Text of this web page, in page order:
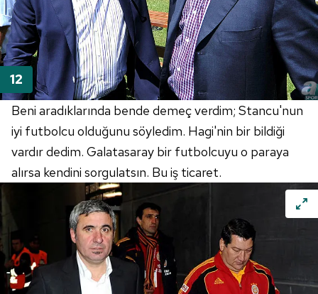
Beni aradıklarında bende demeç verdim; Stancu'nun
iyi futbolcu olduğunu söyledim. Hagi'nin bir bildiği
vardır dedim. Galatasaray bir futbolcuyu o paraya
alırsa kendini sorgulatsın. Bu iş ticaret.